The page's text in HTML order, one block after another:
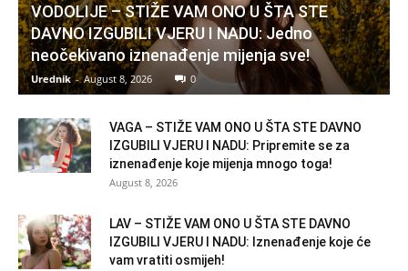
VODOLIJE – STIŽE VAM ONO U ŠTA STE
DAVNO IZGUBILI VJERU I NADU: Jedno
neočekivano iznenađenje mijenja sve!
Urednik - August 8, 2026 0
VAGA – STIŽE VAM ONO U ŠTA STE DAVNO
IZGUBILI VJERU I NADU: Pripremite se za
iznenađenje koje mijenja mnogo toga!
August 8, 2026
LAV – STIŽE VAM ONO U ŠTA STE DAVNO
IZGUBILI VJERU I NADU: Iznenađenje koje će
vam vratiti osmijeh!